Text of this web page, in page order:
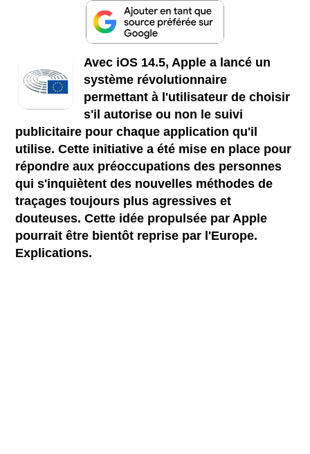
Avec iOS 14.5, Apple a lancé un
système révolutionnaire
permettant à l'utilisateur de choisir
s'il autorise ou non le suivi
publicitaire pour chaque application qu'il
utilise. Cette initiative a été mise en place pour
répondre aux préoccupations des personnes
qui s'inquiètent des nouvelles méthodes de
traçages toujours plus agressives et
douteuses. Cette idée propulsée par Apple
pourrait être bientôt reprise par l'Europe.
Explications.